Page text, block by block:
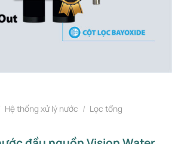
Hệ thống xử lý nước / Lọc tổng